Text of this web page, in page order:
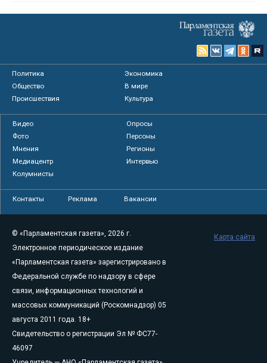
Политика
Экономика
Общество
В мире
Происшествия
Культура
Видео
Опросы
Фото
Персоны
Мнения
Регионы
Медиацентр
Интервью
Колумнисты
Контакты Реклама Вакансии
© «Парламентская газета», 2026 г.
Электронное периодическое издание
«Парламентская газета» зарегистрировано в
Федеральной службе по надзору в сфере
связи, информационных технологий и
массовых коммуникаций (Роскомнадзор) 05
августа 2011 года. 18+
Свидетельство о регистрации Эл № ФС77-
46097
Карта сайта